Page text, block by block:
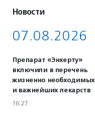
Новости
07.08.2026
Препарат «Энхерту»
включили в перечень
жизненно необходимых
и важнейших лекарств
16:27